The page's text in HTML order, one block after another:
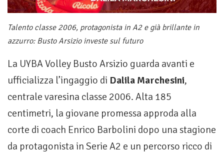
Talento classe 2006, protagonista in A2 e già brillante in
azzurro: Busto Arsizio investe sul futuro
La UYBA Volley Busto Arsizio guarda avanti e
ufficializza l’ingaggio di Dalila Marchesini,
centrale varesina classe 2006. Alta 185
centimetri, la giovane promessa approda alla
corte di coach Enrico Barbolini dopo una stagione
da protagonista in Serie A2 e un percorso ricco di